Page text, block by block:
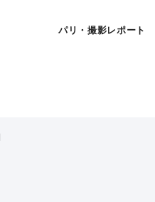
パリ・撮影レポート